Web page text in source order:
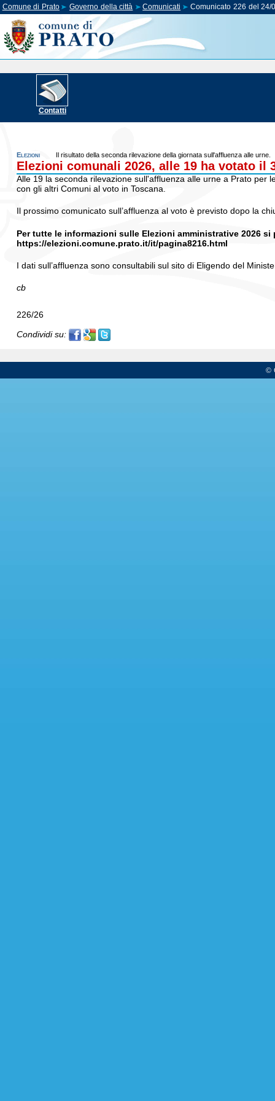
Comune di Prato Governo della città Comunicati Comunicato 226 del 24/
Contatti
Elezioni Il risultato della seconda rilevazione della giornata sull'affluenza alle urne.
Elezioni comunali 2026, alle 19 ha votato
Alle 19 la seconda rilevazione sull'affluenza alle urne a Prato per
con gli altri Comuni al voto in Toscana.
Il prossimo comunicato sull’affluenza al voto è previsto dopo la
Per tutte le informazioni sulle Elezioni amministrative 2026
https://elezioni.comune.prato.it/it/pagina8216.html
I dati sull’affluenza sono consultabili sul sito di Eligendo del
cb
226/26
Condividi su:
©